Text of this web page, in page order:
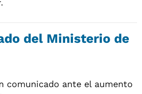
del Ministerio de